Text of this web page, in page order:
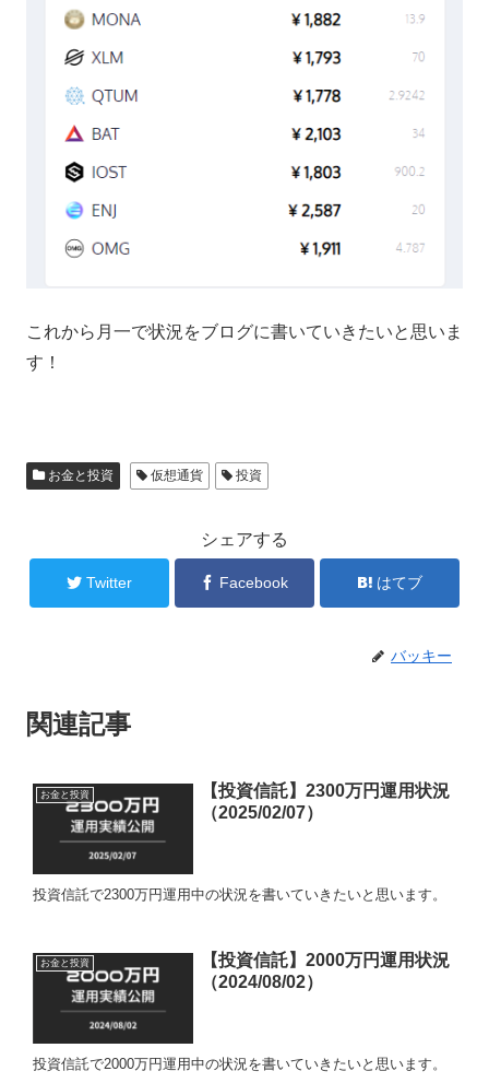
これから月一で状況をブログに書いていきたいと思いま
す！
お金と投資 仮想通貨 投資
シェアする
Twitter Facebook はてブ
バッキー
関連記事
お金と投資
【投資信託】2300万円運用状況
（2025/02/07）
投資信託で2300万円運用中の状況を書いていきたいと思います。
お金と投資
【投資信託】2000万円運用状況
（2024/08/02）
投資信託で2000万円運用中の状況を書いていきたいと思います。